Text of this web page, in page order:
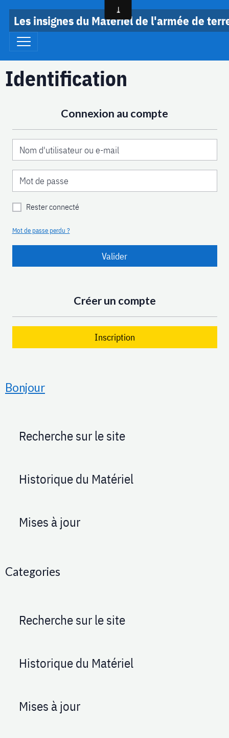
Les insignes du Matériel de l'armée de
Identification
Connexion au compte
Rester connecté
Mot de passe perdu ?
Valider
Créer un compte
Inscription
Bonjour
Recherche sur le site
Historique du Matériel
Mises à jour
Categories
Recherche sur le site
Historique du Matériel
Mises à jour